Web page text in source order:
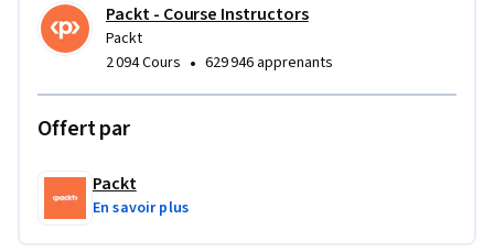
Packt - Course Instructors
Packt
2 094 Cours • 629 946 apprenants
Offert par
Packt
En savoir plus